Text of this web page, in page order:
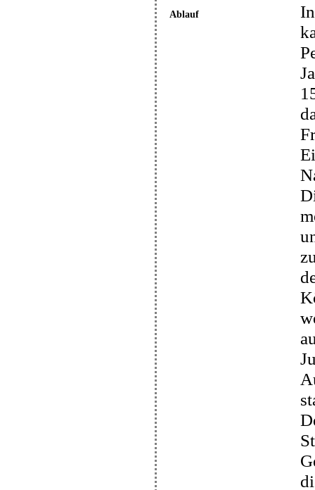
Ablauf